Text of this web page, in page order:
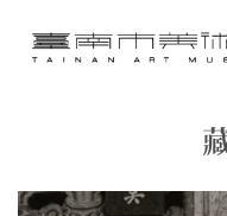
臺南市
網頁導覽
:::